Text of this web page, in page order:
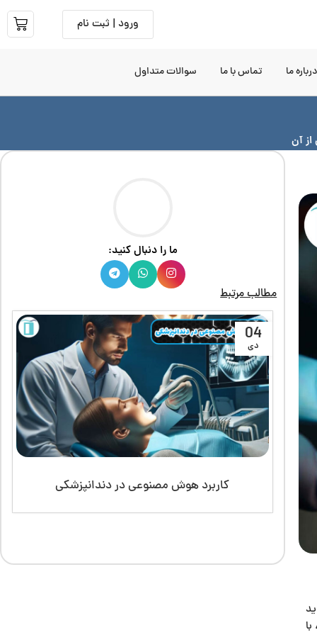
ورود | ثبت نام
درباره ما تماس با ما سوالات متداول
آن
ما را دنبال کنید:
مطالب مرتبط
04
دی
کاربرد هوش مصنوعی در دندانپزشکی